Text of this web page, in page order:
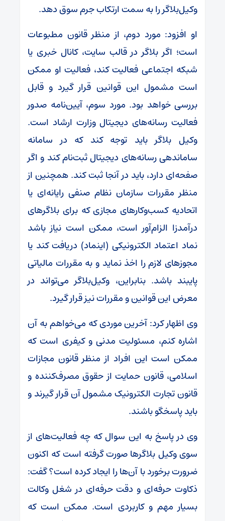
وکیل‌بلاگر را به سمت ارتکاب جرم سوق دهد.
او افزود: مورد دوم، از منظر قانون مطبوعات
است؛ اگر بلاگر در قالب سایت، کانال خبری یا
شبکه اجتماعی فعالیت کند، فعالیت او ممکن
است مشمول این قوانین قرار گیرد و قابل
بررسی خواهد بود. مورد سوم، آیین‌نامه‌ صدور
فعالیت رسانه‌های دیجیتال وزارت ارشاد است.
وکیل بلاگر باید توجه کند که در سامانه‌
ساماندهی رسانه‌های دیجیتال ثبت‌نام کند و اگر
صفحه‌ای دارد، باید در آنجا ثبت کند. همچنین از
منظر مقررات سازمان نظام صنفی رایانه‌ای یا
اتحادیه‌ کسب‌وکارهای مجازی که برای بلاگرهای
درآمدزا الزام‌آور است، ممکن است نیاز باشد
نماد اعتماد الکترونیکی (اینماد) دریافت کند یا
مجوزهای لازم را اخذ نماید و به مقررات مالیاتی
پایبند باشد. بنابراین، وکیل‌بلاگر می‌تواند در
معرض این قوانین و مقررات نیز قرار گیرد.
وی اظهار کرد: آخرین موردی که می‌خواهم به آن
اشاره کنم، مسئولیت مدنی و کیفری است که
ممکن است این افراد از منظر قانون مجازات
اسلامی، قانون حمایت از حقوق مصرف‌کننده و
قانون تجارت الکترونیک مشمول آن قرار گیرند و
باید پاسخگو باشند.
وی در پاسخ به این سوال که چه فعالیت‌های از
سوی وکیل بلاگر‌ها صورت گرفته است که اکنون
ضرورت برخورد با آن‌ها را ایجاد کرده است؟ گفت:
ذکاوت حرفه‌ای و دقت حرفه‌ای در شغل وکالت
بسیار مهم و کاربردی است. ممکن است که